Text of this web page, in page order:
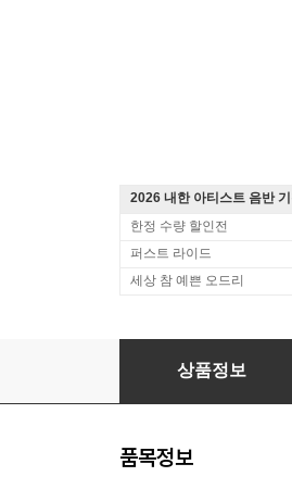
2026 내한 아티스트 음반
한정 수량 할인전
퍼스트 라이드
세상 참 예쁜 오드리
드라이빙 미스 데이
상품정보
품목정보